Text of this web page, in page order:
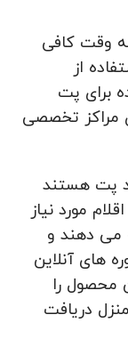
وقت کافی
از
برای پت
مراکز تخصصی
پت هستند
مورد نیاز
می دهند و
های آنلاین
محصول را
دریافت